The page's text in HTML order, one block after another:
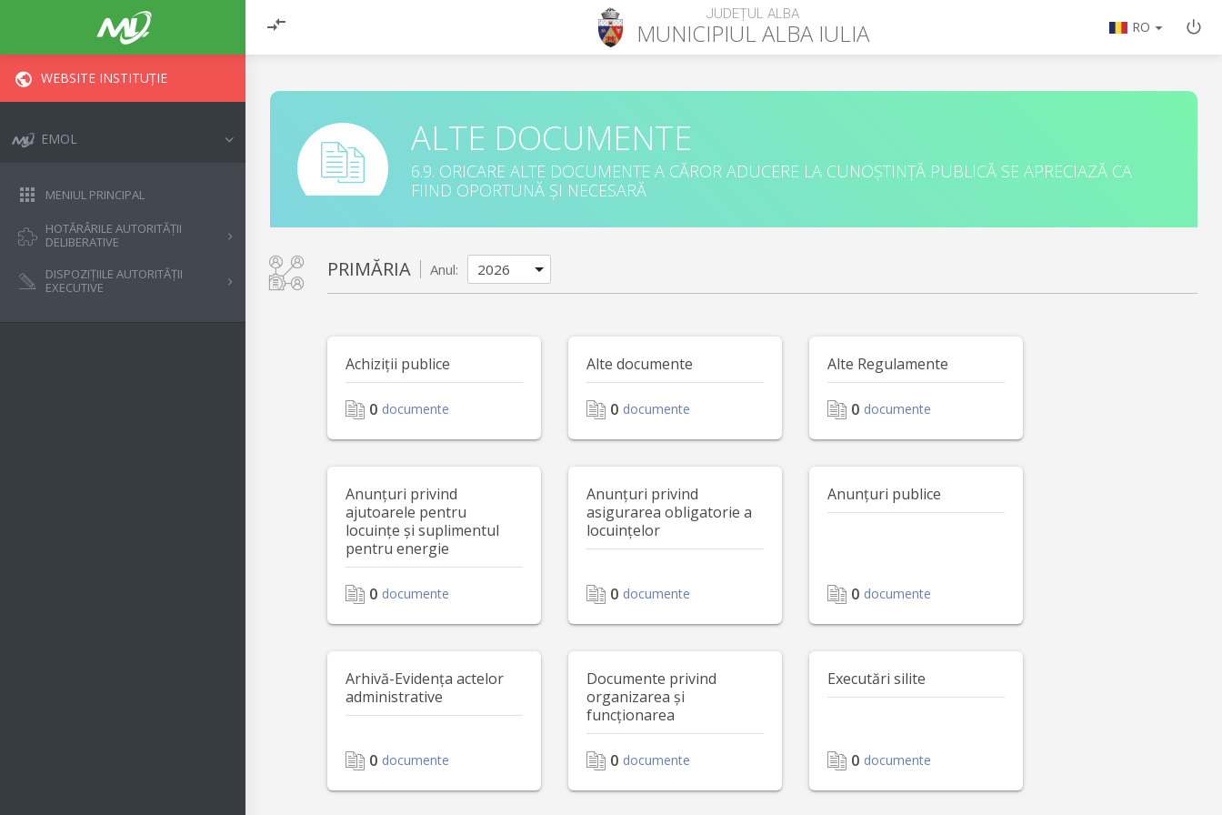
JUDEȚUL ALBA
MUNICIPIULALBA IULIA RO
WEBSITE INSTITUȚIE
EMOL
MENIUL PRINCIPAL
HOTĂRÂRILE AUTORITĂȚII
DELIBERATIVE
DISPOZIȚIILE AUTORITĂȚII
EXECUTIVE
ALTE DOCUMENTE
6.9. ORICARE ALTE DOCUMENTE A CĂROR ADUCERE LA CUNOȘTINȚĂ PUBLICĂ SE APRECIAZĂ CA
FIIND OPORTUNĂ ȘI NECESARĂ
PRIMĂRIA Anul:
Achiziții publice
0 documente
Alte documente
0 documente
Alte Regulamente
0 documente
Anunțuri privind
ajutoarele pentru
locuințe și suplimentul
pentru energie
0 documente
Anunțuri privind
asigurarea obligatorie a
locuințelor
0 documente
Anunțuri publice
0 documente
Arhivă-Evidența actelor
administrative
0 documente
Documente privind
organizarea și
funcționarea
0 documente
Executări silite
0 documente